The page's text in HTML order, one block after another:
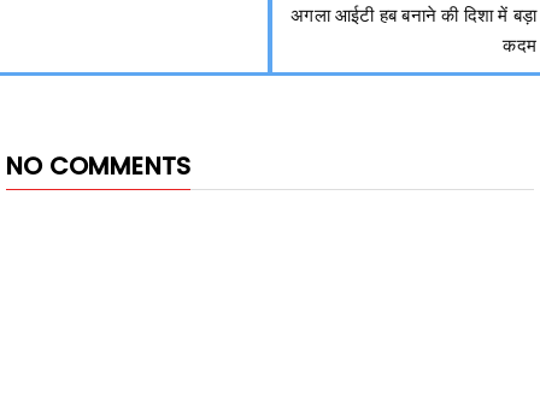
अगला आईटी हब बनाने की दिशा में बड़ा
कदम
NO COMMENTS